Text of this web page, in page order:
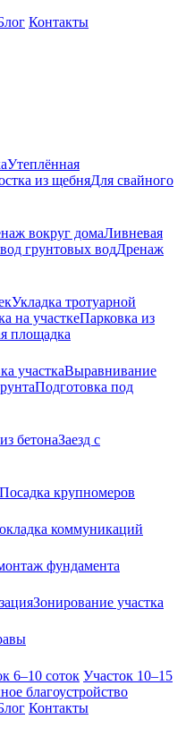
Контакты
Утеплённая
из щебняДля свайного
вокруг домаЛивневая
грунтовых водДренаж
Укладка тротуарной
на участкеПарковка из
площадка
участкаВыравнивание
Подготовка под
бетонаЗаезд с
Посадка крупномеров
коммуникаций
фундамента
Зонирование участка
6–10 соток Участок 10–15
благоустройство
Контакты